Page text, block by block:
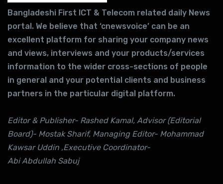
Bangladeshi First ICT & Telecom related daily News
portal. We believe that ‘cnewsvoice’ can be an
excellent platform for sharing your company news
and views, interviews and your products/services
information to the wider cross-sections of people
in general and your potential clients and business
partners in the particular digital platform.
Editor & Publisher- Rashed Kamal, Advisor (Editorial
Board)- Mostak Sharif, Managing Editor- Mohammad
Kawsar Uddin ,Executive Coordinator-
Abi Abdullah Sabuj